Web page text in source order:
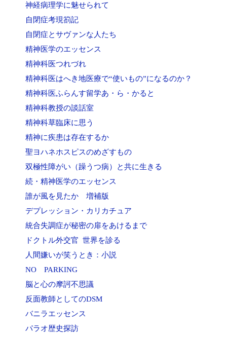
神経病理学に魅せられて
自閉症考現箚記
自閉症とサヴァンな人たち
精神医学のエッセンス
精神科医つれづれ
精神科医はへき地医療で“使いもの”になるのか？
精神科医ふらんす留学あ・ら・かると
精神科教授の談話室
精神科草臨床に思う
精神に疾患は存在するか
聖ヨハネホスピスのめざすもの
双極性障がい（躁うつ病）と共に生きる
続・精神医学のエッセンス
誰が風を見たか 増補版
デプレッション・カリカチュア
統合失調症が秘密の扉をあけるまで
ドクトル外交官 世界を診る
人間嫌いが笑うとき：小説
NO PARKING
脳と心の摩訶不思議
反面教師としてのDSM
バニラエッセンス
パラオ歴史探訪